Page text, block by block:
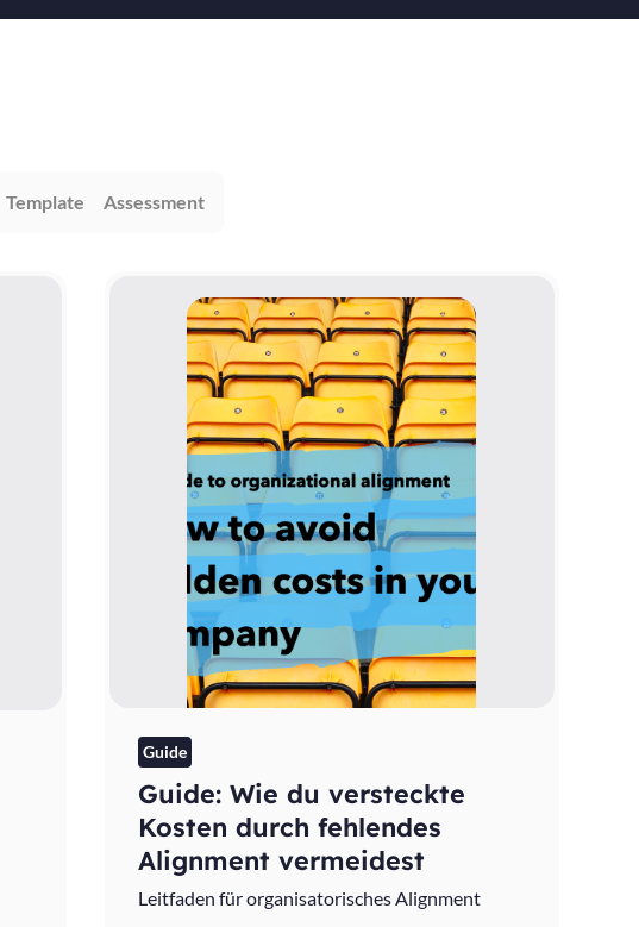
Template Assessment
Guide
Guide: Wie du versteckte
Kosten durch fehlendes
Alignment vermeidest
Leitfaden für organisatorisches Alignment